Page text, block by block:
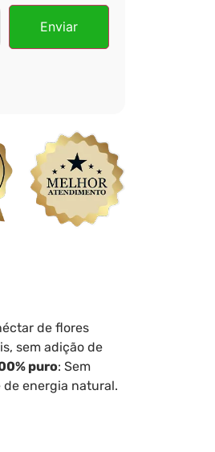
de flores
sem adição de
puro: Sem
energia natural.